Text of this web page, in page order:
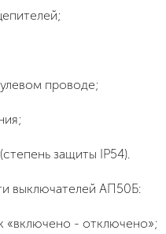
проводе;
защиты IP54).
выключателей АП50Б:
«включено - отключено»;